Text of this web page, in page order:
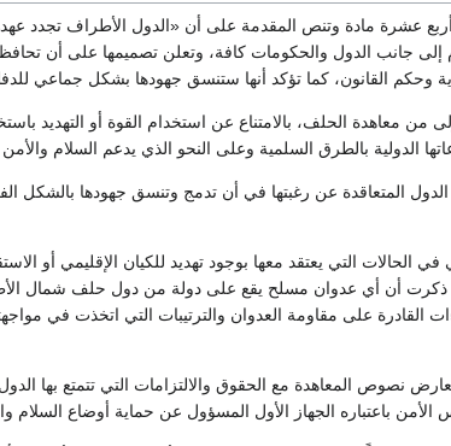
مادة وتنص المقدمة على أن «الدول الأطراف تجدد عهدها
إلى جانب الدول والحكومات كافة، وتعلن تصميمها على أن
وحكم القانون، كما تؤكد أنها ستنسق جهودها بشكل جماعي
من معاهدة الحلف، بالامتناع عن استخدام القوة أو التهديد
الدولية بالطرق السلمية وعلى النحو الذي يدعم السلام والأمن
الدول المتعاقدة عن رغبتها في أن تدمج وتنسق جهودها بالشكل
الحالات التي يعتقد معها بوجود تهديد للكيان الإقليمي أو
ذكرت أن أي عدوان مسلح يقع على دولة من دول حلف شمال
القادرة على مقاومة العدوان والترتيبات التي اتخذت في
نصوص المعاهدة مع الحقوق والالتزامات التي تتمتع بها
باعتباره الجهاز الأول المسؤول عن حماية أوضاع السلام